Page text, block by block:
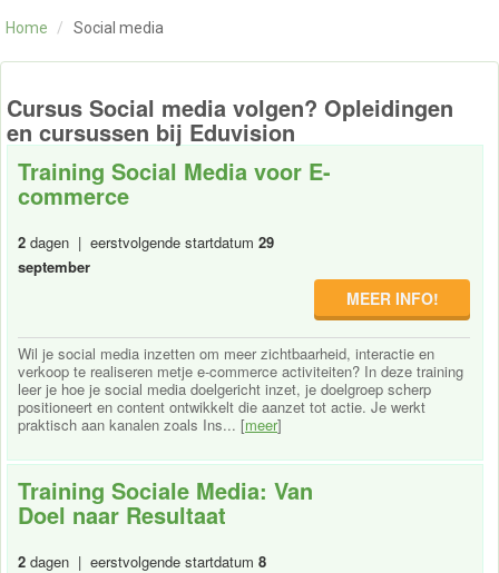
OVER ONS
CONTACT
Home / Social media
Cursus Social media volgen? Opleidingen
en cursussen bij Eduvision
Training Social Media voor E-
commerce
2 dagen | eerstvolgende startdatum 29
september
MEER INFO!
Wil je social media inzetten om meer zichtbaarheid, interactie en
verkoop te realiseren metje e-commerce activiteiten? In deze training
leer je hoe je social media doelgericht inzet, je doelgroep scherp
positioneert en content ontwikkelt die aanzet tot actie. Je werkt
praktisch aan kanalen zoals Ins... [meer]
Training Sociale Media: Van
Doel naar Resultaat
2 dagen | eerstvolgende startdatum 8